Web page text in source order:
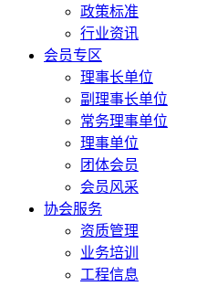
政策标准
行业资讯
会员专区
理事长单位
副理事长单位
常务理事单位
理事单位
团体会员
会员风采
协会服务
资质管理
业务培训
工程信息